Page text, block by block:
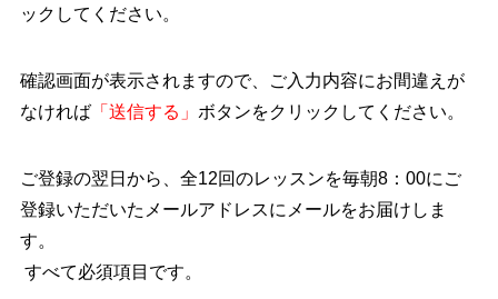
ックしてください。
確認画面が表示されますので、ご入力内容にお間違えが
なければ「送信する」 ボタンをクリックしてください。
ご登録の翌日から、全12回のレッスンを毎朝8：00にご
登録いただいたメールアドレスにメールをお届けしま
す。
すべて必須項目です。